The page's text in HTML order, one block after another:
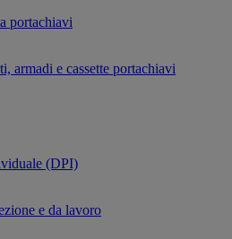
portachiavi
armadi e cassette portachiavi
(DPI)
e da lavoro